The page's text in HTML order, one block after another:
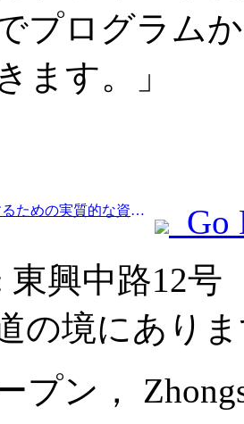
プログラム
ます。」
Prev:消費を促進するための実質的な資金、多くの場所で5月1日の文化観光消費クーポンが発行されました
Go
東興中路12号
の境にあり
プン，